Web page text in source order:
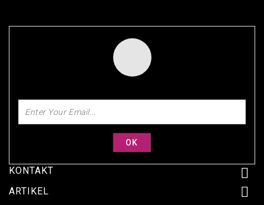
KONTAKT 
ARTIKEL 